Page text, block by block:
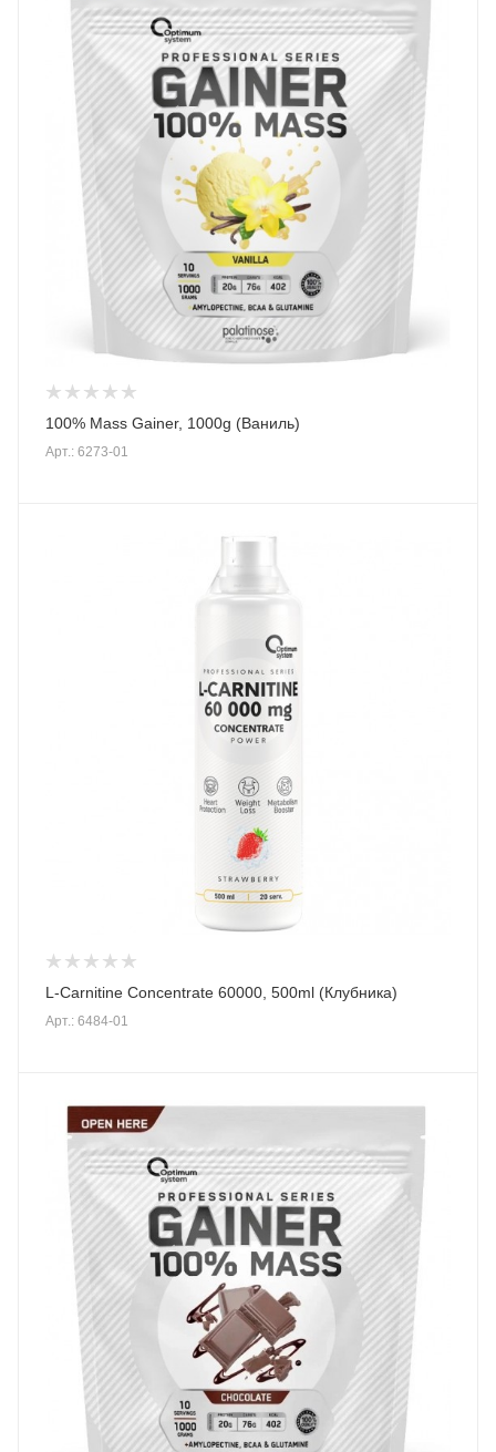
100% Mass Gainer, 1000g (Ваниль)
Арт.: 6273-01
L-Carnitine Concentrate 60000, 500ml (Клубника)
Арт.: 6484-01